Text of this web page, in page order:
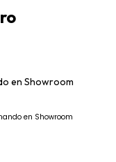
en Showroom
en Showroom